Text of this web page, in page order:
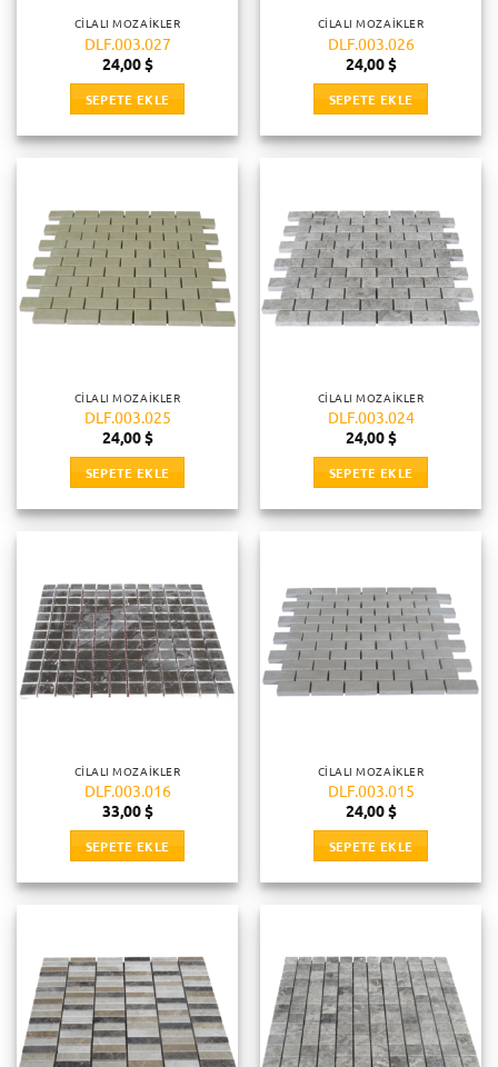
CILALI MOZAIKLER
DLF.003.027
24,00$
SEPETE EKLE
CILALI MOZAIKLER
DLF.003.026
24,00$
SEPETE EKLE
CILALI MOZAIKLER
DLF.003.025
24,00$
SEPETE EKLE
CILALI MOZAIKLER
DLF.003.024
24,00$
SEPETE EKLE
CILALI MOZAIKLER
DLF.003.016
33,00$
SEPETE EKLE
CILALI MOZAIKLER
DLF.003.015
24,00$
SEPETE EKLE